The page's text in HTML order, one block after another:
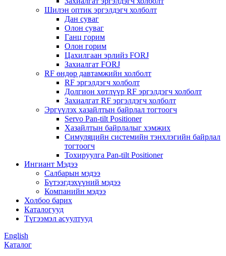
Шилэн оптик эргэлдэгч холболт
Дан суваг
Олон суваг
Ганц горим
Олон горим
Цахилгаан эрлийз FORJ
Захиалгат FORJ
RF өндөр давтамжийн холболт
RF эргэлдэгч холболт
Долгион хөтлүүр RF эргэлдэгч холболт
Захиалгат RF эргэлдэгч холболт
Эргүүлэх хазайлтын байрлал тогтоогч
Servo Pan-tilt Positioner
Хазайлтын байрлалыг хэмжих
Симуляцийн системийн тэнхлэгийн байрлал
тогтоогч
Тохируулга Pan-tilt Positioner
Ингиант Мэдээ
Салбарын мэдээ
Бүтээгдэхүүний мэдээ
Компанийн мэдээ
Холбоо барих
Каталогууд
Түгээмэл асуултууд
English
Каталог